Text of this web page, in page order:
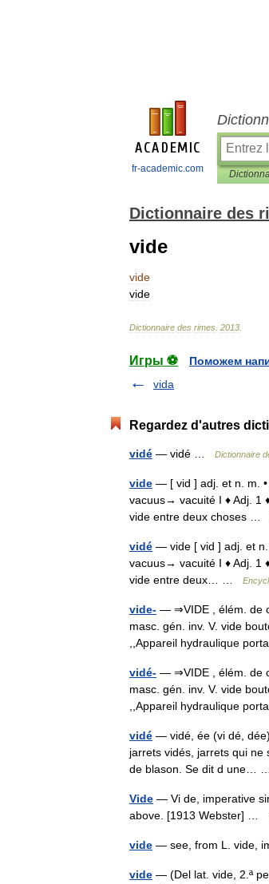
fr-academic.com
Dictionnaire des
vide
vide
vide
Dictionnaire des rimes 2013
Игры ⚽
Поможем
vida
Regardez d'autres
vidé — vidé … Dictionnaire
vide — [ vid ] adj. et n. m. •
vacuus→ vacuité I ♦ Adj. 1
vide entre deux choses …
vidé — vide [ vid ] adj. et n.
vacuus→ vacuité I ♦ Adj. 1
vide entre deux… …
vide- — ⇒VIDE , élém. de
masc. gén. inv. V. vide
,,Appareil hydraulique
vidé- — ⇒VIDE , élém. de
masc. gén. inv. V. vide
,,Appareil hydraulique
vidé — vidé, ée (vi dé,
jarrets vidés, jarrets qui
de blason. Se dit d une…
Vide — Vi de, imperative
above. [1913 Webster] …
vide — see, from L. vide,
vide — (Del lat. vide, 2.ª